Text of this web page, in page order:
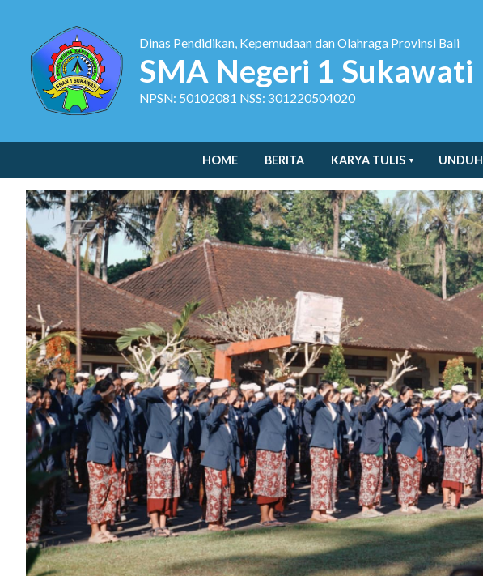
Dinas Pendidikan, Kepemudaan dan Olahraga Provinsi Bali
SMA Negeri 1 Sukawati
NPSN: 50102081 NSS: 301220504020
HOME BERITA KARYA TULIS UNDUH